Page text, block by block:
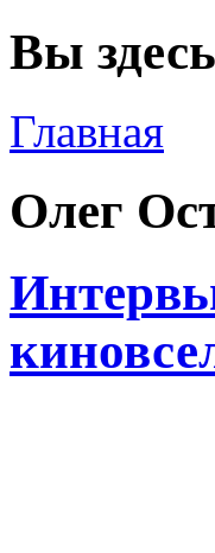
Вы здесь
Главная
Олег